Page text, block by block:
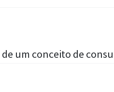
de um conceito de